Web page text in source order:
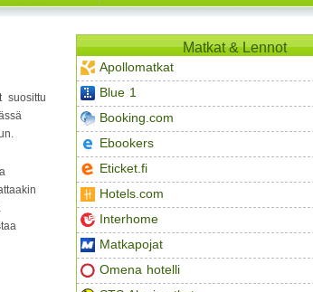
suosittu
Matkat & Lennot
Apollomatkat
Blue 1
Booking.com
Ebookers
Eticket.fi
Hotels.com
Interhome
Matkapojat
Omena hotelli